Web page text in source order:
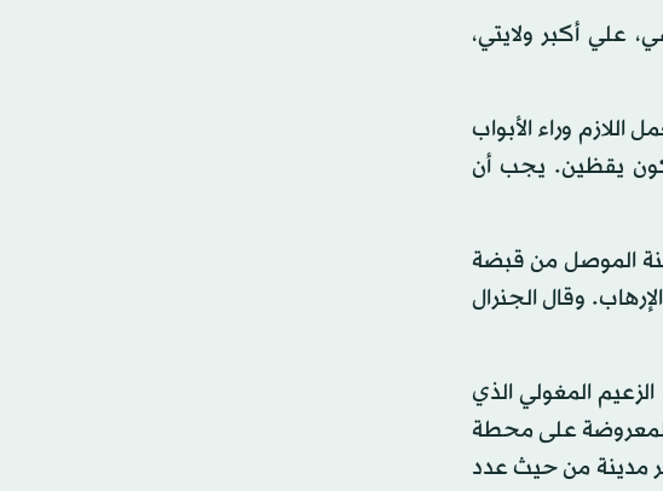
علي أكبر ولايتي،
وراء الأبواب
يقظين. يجب أن
الموصل من قبضة
وقال الجنرال
المغولي الذي
على محطة
مدينة من حيث عدد